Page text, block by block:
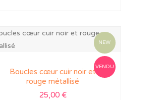
NEW
VENDU
Boucles cœur cuir noir et
rouge métallisé
25,00 €